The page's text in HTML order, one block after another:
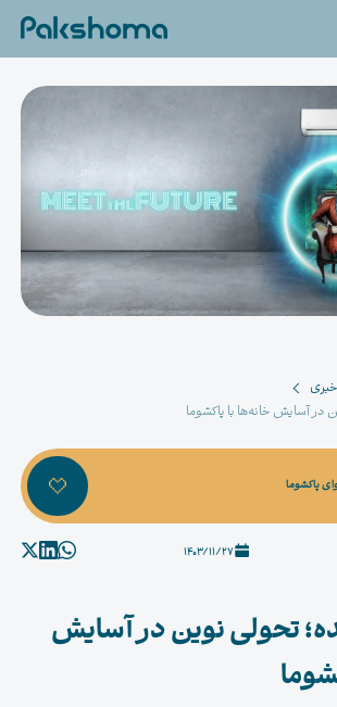
خبری
در آسایش خانه‌ها با پاکشوما
پاکشوما
1403/11/27
تحولی نوین در آسایش